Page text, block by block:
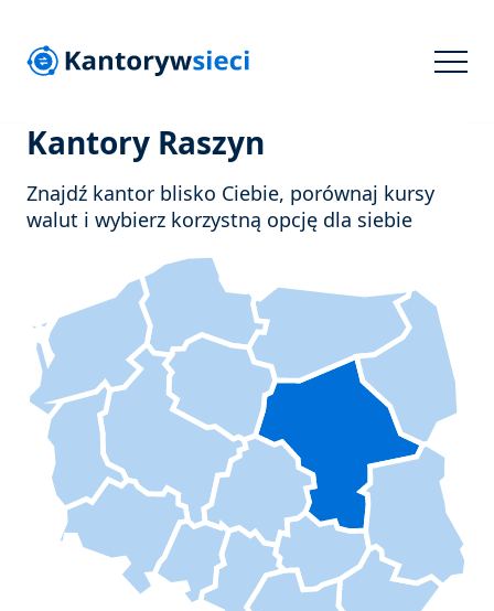
Kantory Raszyn
Znajdź kantor blisko Ciebie, porównaj kursy
walut i wybierz korzystną opcję dla siebie